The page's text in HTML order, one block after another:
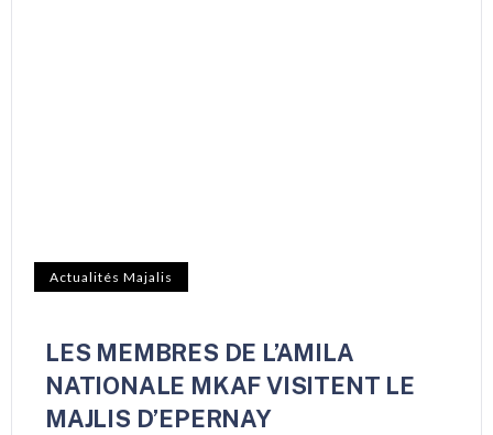
Actualités Majalis
LES MEMBRES DE L’AMILA
NATIONALE MKAF VISITENT LE
MAJLIS D’EPERNAY